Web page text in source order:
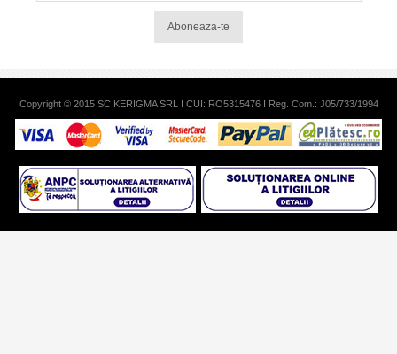
Aboneaza-te
Copyright © 2015 SC KERIGMA SRL I CUI: RO5315476 I Reg. Com.: J05/733/1994